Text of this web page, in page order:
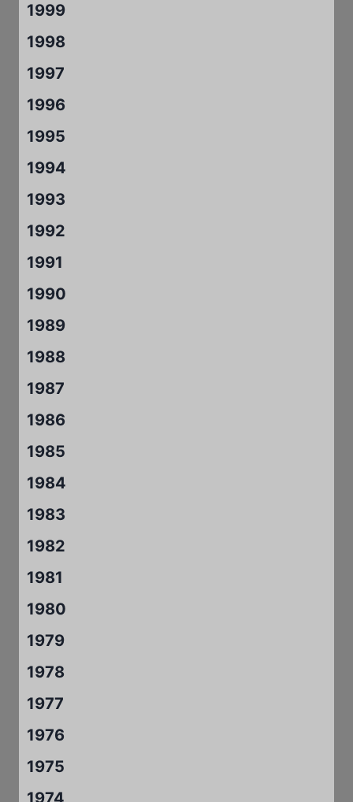
1999
1998
1997
1996
1995
1994
1993
1992
1991
1990
1989
1988
1987
1986
1985
1984
1983
1982
1981
1980
1979
1978
1977
1976
1975